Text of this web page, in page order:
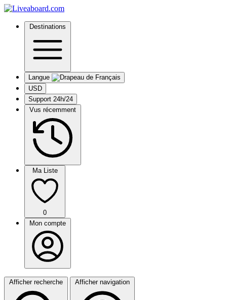
Destinations
Langue
USD
Support 24h/24
Vus récemment
Ma Liste
0
Mon compte
Afficher recherche Afficher navigation